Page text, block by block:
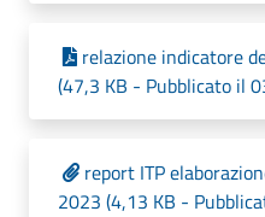
relazione indicatore
(47,3 KB - Pubblicato il
report ITP
2023 (4,13 KB -